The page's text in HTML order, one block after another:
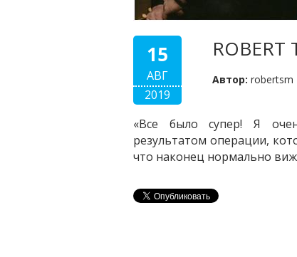
15
АВГ
2019
ROBERT
Автор: robertsm
«Все было супер! Я
результатом операции,
что наконец нормально